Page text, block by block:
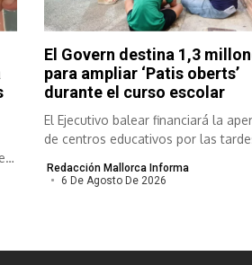
El Govern destina 1,3
para ampliar ‘Patis oberts’
durante el curso escolar
El Ejecutivo balear financiará la
de centros educativos por las
Redacción Mallorca Informa
6 De Agosto De 2026